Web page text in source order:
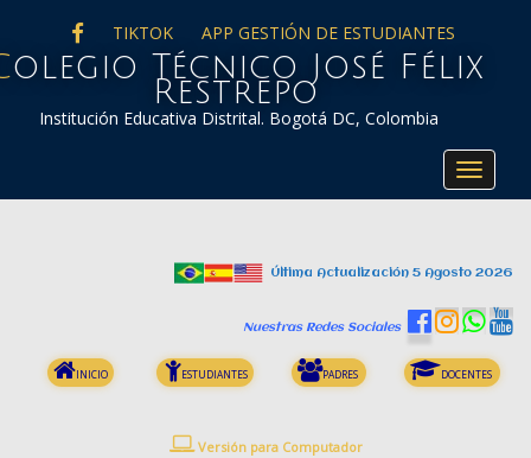
FACEBOOK
TIKTOK APP GESTIÓN DE ESTUDIANTES
Félix
Restrepo
Institución Educativa Distrital. Bogotá DC, Colombia
Toggle
Última Actualización 5 Agosto 2026
Nuestras Redes Sociales
INICIO ESTUDIANTES PADRES DOCENTES
Versión para Computador